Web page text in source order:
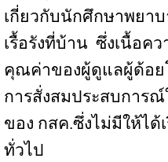
เกี่ยวกับนักศึกษาพยา
เรื้อรังที่บ้าน ซึ่งเนื้อค
คุณค่าของผู้ดูแลผู้ด้อย
การสั่งสมประสบการ
ของ กสค.ซึ่งไม่มีให้ได้
ทั่วไป